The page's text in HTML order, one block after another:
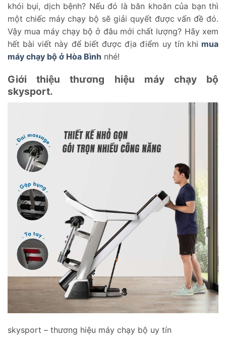
khói bụi, dịch bệnh? Nếu đó là băn khoăn của bạn thì
một chiếc máy chạy bộ sẽ giải quyết được vấn đề đó.
Vậy mua máy chạy bộ ở đâu mới chất lượng? Hãy xem
hết bài viết này để biết được địa điểm uy tín khi mua
máy chạy bộ ở Hòa Bình nhé!
Giới thiệu thương hiệu máy chạy bộ
skysport.
skysport – thương hiệu máy chạy bộ uy tín